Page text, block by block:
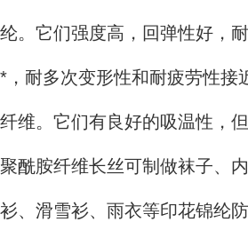
纶。它们强度高，回弹性好，
*，耐多次变形性和耐疲劳性接
纤维。它们有良好的吸温性，
聚酰胺纤维长丝可制做袜子、
衫、滑雪衫、雨衣等印花锦纶